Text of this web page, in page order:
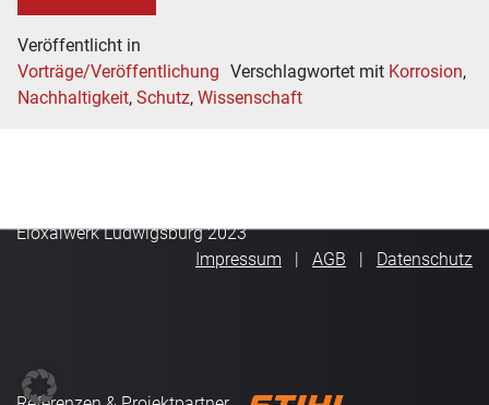
Veröffentlicht in
Vorträge/Veröffentlichung Verschlagwortet mit Korrosion,
Nachhaltigkeit, Schutz, Wissenschaft
Eloxalwerk Ludwigsburg 2023
Impressum
AGB Datenschutz